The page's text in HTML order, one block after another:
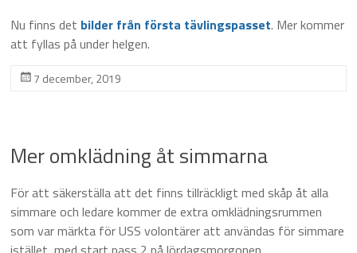
Nu finns det bilder från första tävlingspasset. Mer kommer
att fyllas på under helgen.
7 december, 2019
Mer omklädning åt simmarna
För att säkerställa att det finns tillräckligt med skåp åt alla
simmare och ledare kommer de extra omklädningsrummen
som var märkta för USS volontärer att användas för simmare